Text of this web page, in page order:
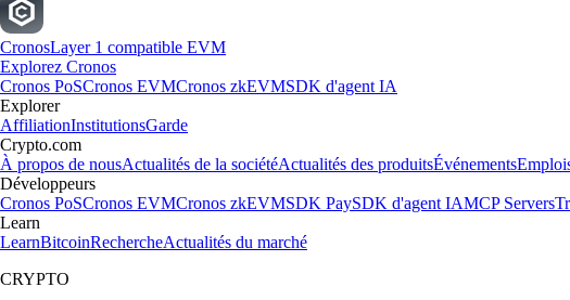
CronosLayer 1 compatible EVM
Explorez Cronos
Cronos PoSCronos EVMCronos zkEVMSDK d'agent IA
Explorer
AffiliationInstitutionsGarde
Crypto.com
À propos de nousActualités de la sociétéActualités des produitsÉvénements
Développeurs
Cronos PoSCronos EVMCronos zkEVMSDK PaySDK d'agent IAMCP Servers
Learn
LearnBitcoinRechercheActualités du marché
CRYPTO